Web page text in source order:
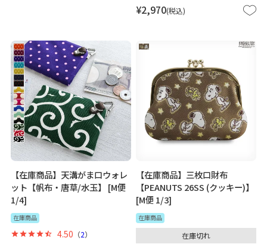
¥2,970 税込
【在庫商品】天溝がま口ウォレ
ット【帆布・唐草/水玉】 [M便
1/4]
在庫商品
4.50 （2）
【在庫商品】三枚口財布
【PEANUTS 26SS (クッキー)】
[M便 1/3]
在庫商品
在庫切れ